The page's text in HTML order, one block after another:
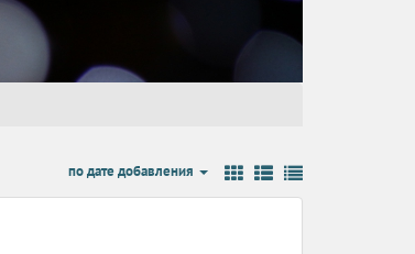
по дате добавления